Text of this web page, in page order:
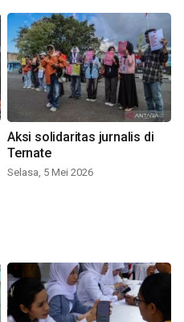
Aksi solidaritas jurnalis di
Ternate
Selasa, 5 Mei 2026